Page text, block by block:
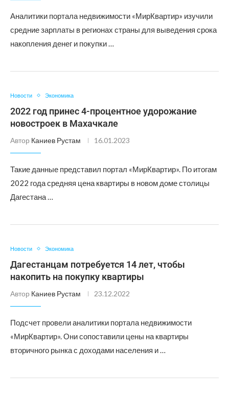
Аналитики портала недвижимости «МирКвартир» изучили
средние зарплаты в регионах страны для выведения срока
накопления денег и покупки …
Новости Экономика
2022 год принес 4-процентное удорожание
новостроек в Махачкале
Автор Каниев Рустам 16.01.2023
Такие данные представил портал «МирКвартир». По итогам
2022 года средняя цена квартиры в новом доме столицы
Дагестана …
Новости Экономика
Дагестанцам потребуется 14 лет, чтобы
накопить на покупку квартиры
Автор Каниев Рустам 23.12.2022
Подсчет провели аналитики портала недвижимости
«МирКвартир». Они сопоставили цены на квартиры
вторичного рынка с доходами населения и …